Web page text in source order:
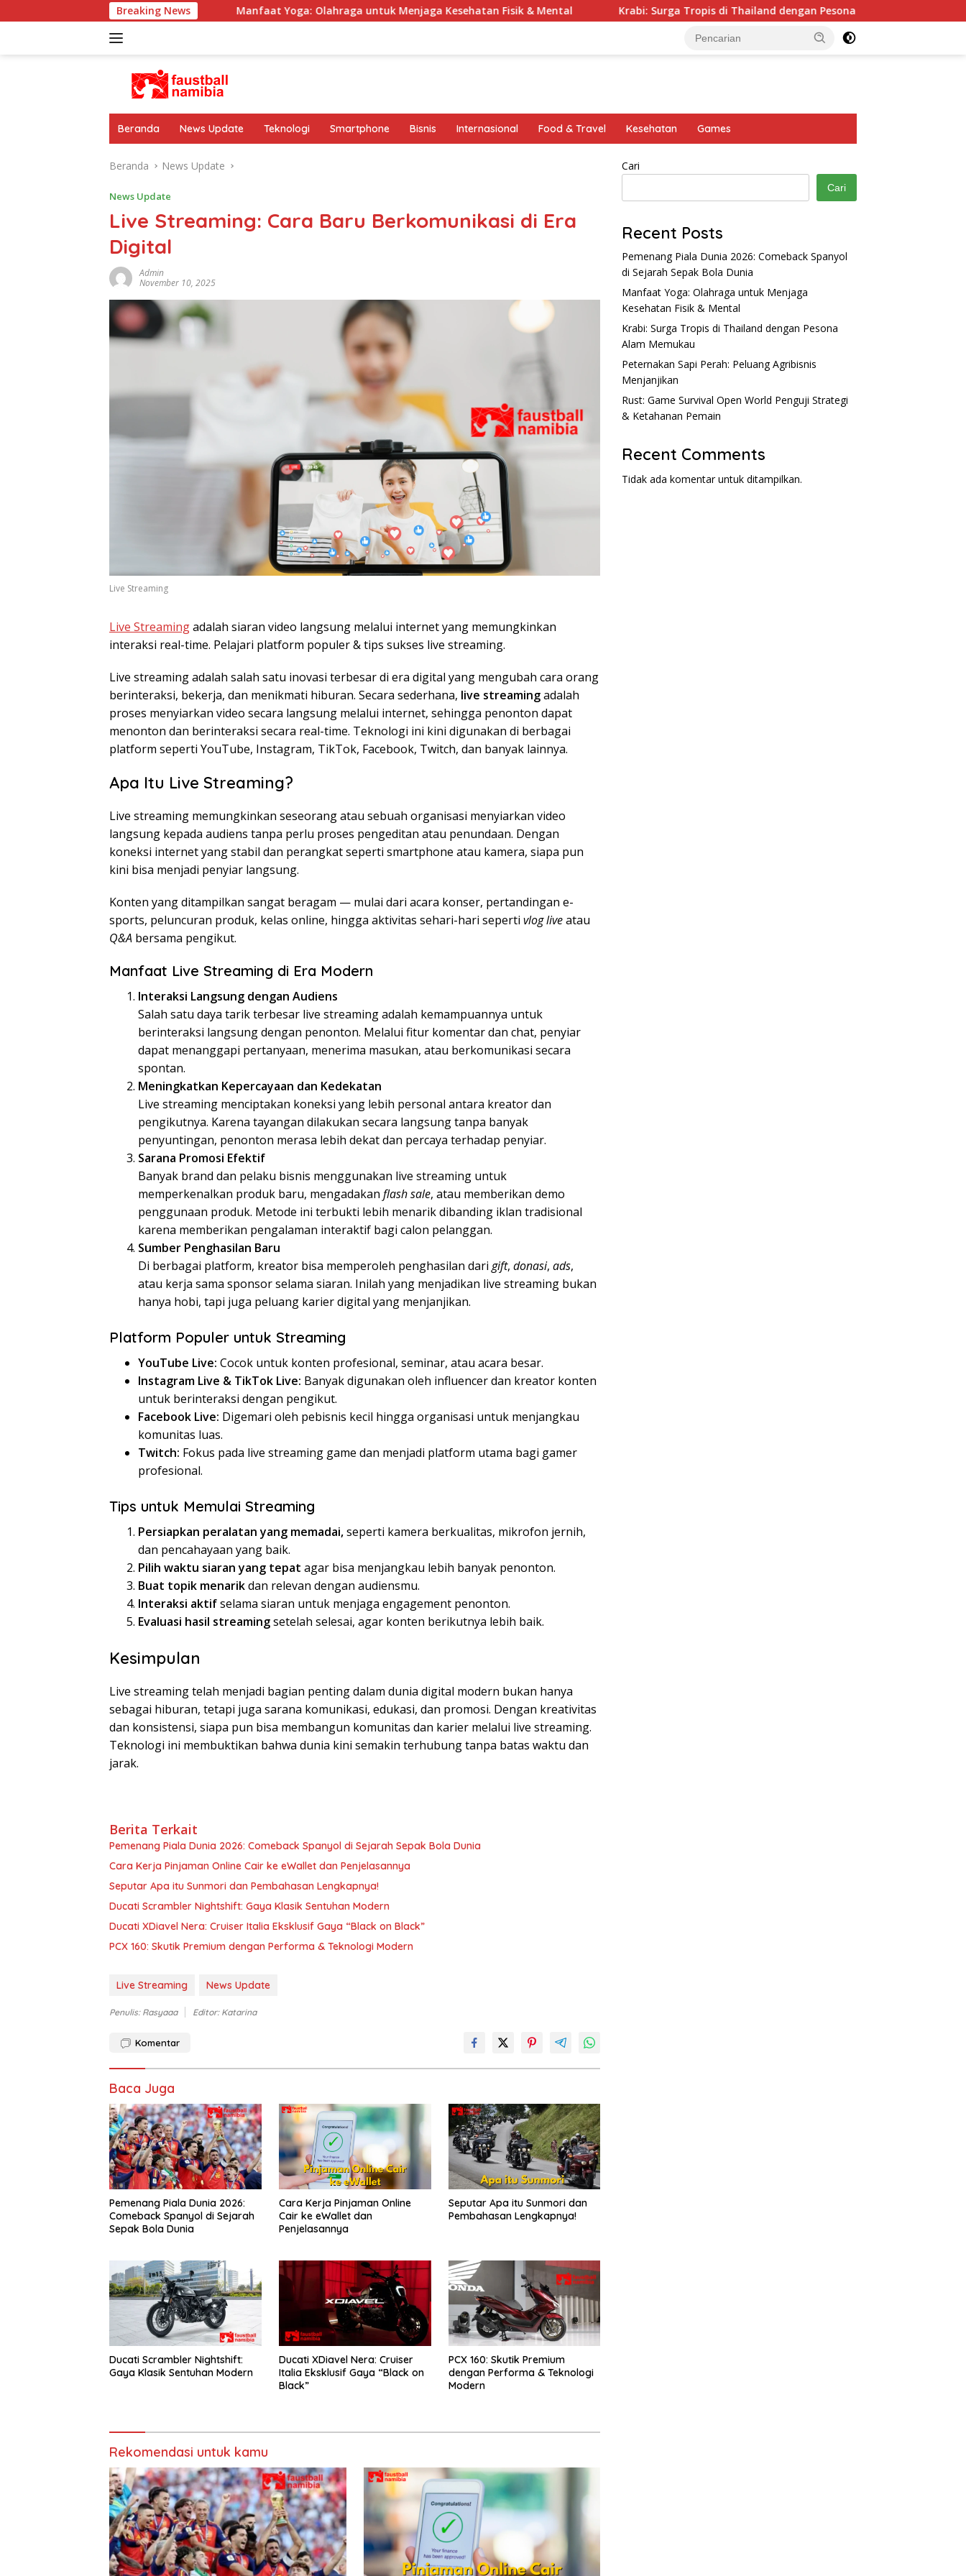
ke
Breaking News
Manfaat Yoga: Olahraga untuk Menjaga Kesehatan Fisik & Mental Krabi: Surga Tropis di Thailand dengan Pesona Alam Memukau
Beranda News Update Teknologi Smartphone Bisnis Internasional Food & Travel Kesehatan Games
Beranda News Update
News Update
Live Streaming: Cara Baru Berkomunikasi di Era
Digital
Admin
November 10, 2025
Live Streaming
Live Streamingadalah siaran video langsung melalui internet yang memungkinkan
interaksi real-time. Pelajari platform populer & tips sukses live streaming.
Live streaming adalah salah satu inovasi terbesar di era digital yang mengubah cara orang
berinteraksi, bekerja, dan menikmati hiburan. Secara sederhana, live streamingadalah
proses menyiarkan video secara langsung melalui internet, sehingga penonton dapat
menonton dan berinteraksi secara real-time. Teknologi ini kini digunakan di berbagai
platform seperti YouTube, Instagram, TikTok, Facebook, Twitch, dan banyak lainnya.
Apa Itu Live Streaming?
Live streaming memungkinkan seseorang atau sebuah organisasi menyiarkan video
langsung kepada audiens tanpa perlu proses pengeditan atau penundaan. Dengan
koneksi internet yang stabil dan perangkat seperti smartphone atau kamera, siapa pun
kini bisa menjadi penyiar langsung.
Konten yang ditampilkan sangat beragam — mulai dari acara konser, pertandingan e-
sports, peluncuran produk, kelas online, hingga aktivitas sehari-hari seperti vlog liveatau
Q&A bersama pengikut.
Manfaat Live Streaming di Era Modern
Interaksi Langsung dengan Audiens
Salah satu daya tarik terbesar live streaming adalah kemampuannya untuk
berinteraksi langsung dengan penonton. Melalui fitur komentar dan chat, penyiar
dapat menanggapi pertanyaan, menerima masukan, atau berkomunikasi secara
spontan.
Meningkatkan Kepercayaan dan Kedekatan
Live streaming menciptakan koneksi yang lebih personal antara kreator dan
pengikutnya. Karena tayangan dilakukan secara langsung tanpa banyak
penyuntingan, penonton merasa lebih dekat dan percaya terhadap penyiar.
Sarana Promosi Efektif
Banyak brand dan pelaku bisnis menggunakan live streaming untuk
memperkenalkan produk baru, mengadakan flash sale, atau memberikan demo
penggunaan produk. Metode ini terbukti lebih menarik dibanding iklan tradisional
karena memberikan pengalaman interaktif bagi calon pelanggan.
Sumber Penghasilan Baru
Di berbagai platform, kreator bisa memperoleh penghasilan dari gift, donasi, ads,
atau kerja sama sponsor selama siaran. Inilah yang menjadikan live streaming bukan
hanya hobi, tapi juga peluang karier digital yang menjanjikan.
Platform Populer untuk Streaming
YouTube Live: Cocok untuk konten profesional, seminar, atau acara besar.
Instagram Live & TikTok Live: Banyak digunakan oleh influencer dan kreator konten
untuk berinteraksi dengan pengikut.
Facebook Live: Digemari oleh pebisnis kecil hingga organisasi untuk menjangkau
komunitas luas.
Twitch: Fokus pada live streaming game dan menjadi platform utama bagi gamer
profesional.
Tips untuk Memulai Streaming
Persiapkan peralatan yang memadai,seperti kamera berkualitas, mikrofon jernih,
dan pencahayaan yang baik.
Pilih waktu siaran yang tepat agar bisa menjangkau lebih banyak penonton.
Buat topik menarikdan relevan dengan audiensmu.
Interaksi aktifselama siaran untuk menjaga engagement penonton.
Evaluasi hasil streamingsetelah selesai, agar konten berikutnya lebih baik.
Kesimpulan
Live streaming telah menjadi bagian penting dalam dunia digital modern bukan hanya
sebagai hiburan, tetapi juga sarana komunikasi, edukasi, dan promosi. Dengan kreativitas
dan konsistensi, siapa pun bisa membangun komunitas dan karier melalui live streaming.
Teknologi ini membuktikan bahwa dunia kini semakin terhubung tanpa batas waktu dan
jarak.
Berita Terkait
Pemenang Piala Dunia 2026: Comeback Spanyol di Sejarah Sepak Bola Dunia
Cara Kerja Pinjaman Online Cair ke eWallet dan Penjelasannya
Seputar Apa itu Sunmori dan Pembahasan Lengkapnya!
Ducati Scrambler Nightshift: Gaya Klasik Sentuhan Modern
Ducati XDiavel Nera: Cruiser Italia Eksklusif Gaya “Black on Black”
PCX 160: Skutik Premium dengan Performa & Teknologi Modern
Live Streaming News Update
Penulis: Rasyaaa Editor: Katarina
Komentar
Baca Juga
Pemenang Piala Dunia 2026:
Comeback Spanyol di Sejarah
Sepak Bola Dunia
Cara Kerja Pinjaman Online
Cair ke eWallet dan
Penjelasannya
Seputar Apa itu Sunmori dan
Pembahasan Lengkapnya!
Ducati Scrambler Nightshift:
Gaya Klasik Sentuhan Modern
Ducati XDiavel Nera: Cruiser
Italia Eksklusif Gaya “Black on
Black”
PCX 160: Skutik Premium
dengan Performa & Teknologi
Modern
Rekomendasi untuk kamu
Cari
Cari
Recent Posts
Pemenang Piala Dunia 2026: Comeback Spanyol
di Sejarah Sepak Bola Dunia
Manfaat Yoga: Olahraga untuk Menjaga
Kesehatan Fisik & Mental
Krabi: Surga Tropis di Thailand dengan Pesona
Alam Memukau
Peternakan Sapi Perah: Peluang Agribisnis
Menjanjikan
Rust: Game Survival Open World Penguji Strategi
& Ketahanan Pemain
Recent Comments
Tidak ada komentar untuk ditampilkan.